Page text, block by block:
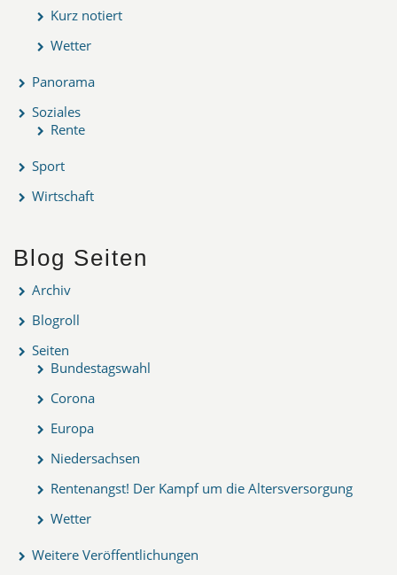
Kurz notiert
Wetter
Panorama
Soziales
Rente
Sport
Wirtschaft
Blog Seiten
Archiv
Blogroll
Seiten
Bundestagswahl
Corona
Europa
Niedersachsen
Rentenangst! Der Kampf um die Altersversorgung
Wetter
Weitere Veröffentlichungen